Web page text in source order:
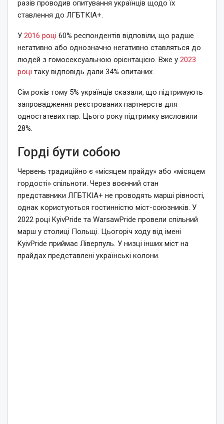
разів проводив опитування українців щодо їх
ставлення до ЛГБТКІА+.
У 2016 році 60% респондентів відповіли, що радше
негативно або однозначно негативно ставляться до
людей з гомосексуальною орієнтацією. Вже у 2023
році таку відповідь дали 34% опитаних.
Сім років тому 5% українців сказали, що підтримують
запровадження реєстрованих партнерств для
одностатевих пар. Цього року підтримку висловили
28%.
Горді бути собою
Червень традиційно є «місяцем прайду» або «місяцем
гордості» спільноти. Через воєнний стан
представники ЛГБТКІА+ не проводять марші рівності,
однак користуються гостинністю міст-союзників. У
2022 році KyivPride та WarsawPride провели спільний
марш у столиці Польщі. Цьогоріч ходу від імені
KyivPride приймає Ліверпуль. У низці інших міст на
прайдах представлені українські колони.